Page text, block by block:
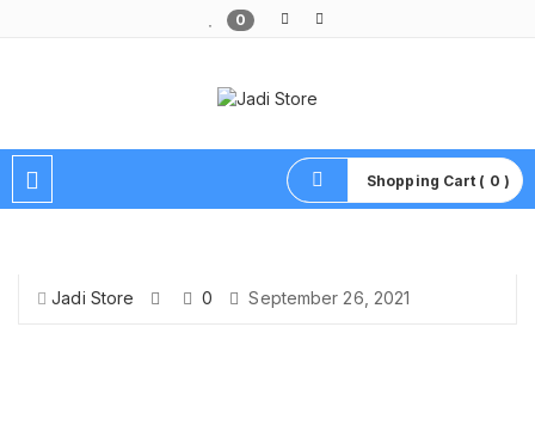
0
Shopping Cart ( 0 )
Jadi Store 0 September 26, 2021